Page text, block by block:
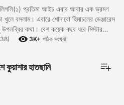
প্রতিমা আইচ এবার আবার এক ভ্রমণ
খুলে বসলাম। এবারে শোনাবো হিমাচলের ডেঞ্জারেস
উপলব্ধির কথা। বেশ কয়েক বছর ধরে মিস্টার
স্পিতি ভ্যালি ...
 3K+ পাঠক সংখ্যা
কুয়াশার হাতছানি